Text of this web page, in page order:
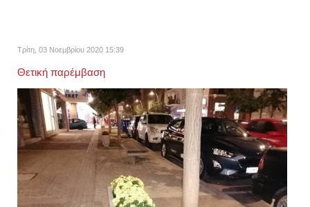
Τρίτη, 03 Νοεμβρίου 2020 15:39
Θετική παρέμβαση